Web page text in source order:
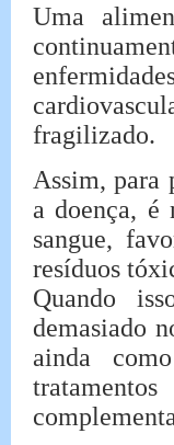
Uma
fragilizado.
Assim, para
a doença, é
sangue,
resíduos
Quando
demasiado
ainda